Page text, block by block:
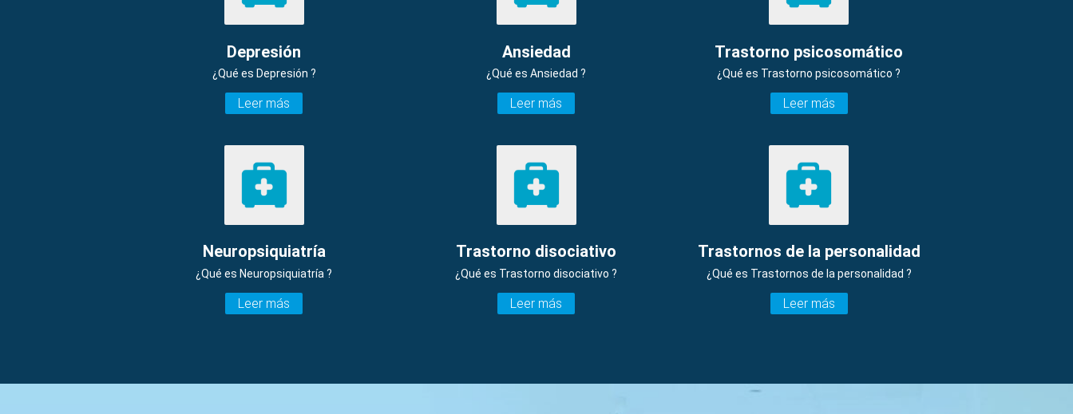
Depresión
¿Qué es Depresión ?
Leer más
Ansiedad
¿Qué es Ansiedad ?
Leer más
Trastorno psicosomático
¿Qué es Trastorno psicosomático ?
Leer más
Neuropsiquiatría
¿Qué es Neuropsiquiatría ?
Leer más
Trastorno disociativo
¿Qué es Trastorno disociativo ?
Leer más
Trastornos de la personalidad
¿Qué es Trastornos de la personalidad ?
Leer más